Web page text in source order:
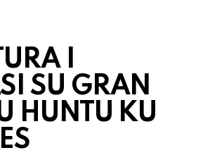
I
SU GRAN
HUNTU KU